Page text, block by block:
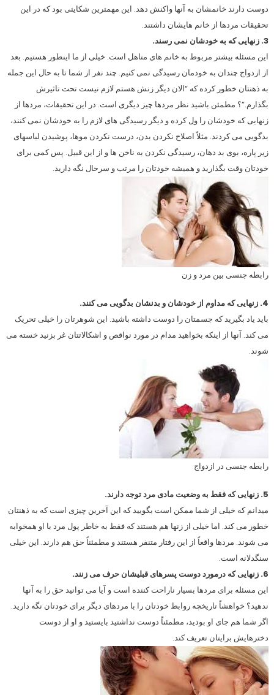
دوست دارند خانمشان به آنها واکنش دهد. این مهمترین شکایتی بود که در این
تحقیقات مردها از خانم هایشان داشتند.
3. زنهایی که به خودشان نمی رسند.
این مسئله بیشتر مربوط به خانم های متاهل است. خیلی از ما اینطور هستیم. بعد
از ازدواج چندان به خودمان رسیدگی نمی کنیم. چند نفر از شما تا به حال این جمله
به ذهنتان خطور کرده که “الان دیگر زنش هستم لازم نیست تحت تاثیرش
بگذارم.”؟ مطمئن باشید نظر مردها چیز دیگری است. در این تحقیقات، مردها از
زنهایی که خودشان را ول کرده و دیگر رسیدگی های لازم را به خودشان نمی کنند،
بدگویی می کردند. مثلاً اصلاح نکردن بدن، درست نکردن موها، پوشیدن لباسهای
زیر پاره، بوی بد دهان، رسیدگی نکردن به ناخن ها و از این قبیل. پس کمی برای
خودتان وقت بگذارید و همیشه خودتان را مرتب و سرحال نگه دارید.
رابطه جنسی بین مرد و زن
4. زنهایی که مداوم از خودشان و بدنشان بدگویی می کنند.
باید یاد بگیرید که جسمتان را دوست داشته باشید. این شوهرتان را خیلی تحریک
می کند. آنها از اینکه بخواهید مدام در مورد نواقص و اشکالاتتان غر بزنید خسته می
شوند.
رابطه جنسی در ازدواج
5. زنهایی که فقط به وضعیت مادی مرد توجه دارند.
میدانم که خیلی از شما ممکن است بگویید که این آخرین چیزی است که به ذهنتان
خطور می کند. اما خیلی از زنها هم هستند که فقط به خاطر پول مرد با او همخوابه
می شوند. مردها واقعاً از این رفتار متنفر هستند و مطمئناً حق هم دارند. این خیلی
سنگدلانه است.
6. زنهایی که درمورد دوست پسرهای قبلیشان حرف می زنند.
این مسئله برای مردها بسیار ناراحت کننده است و آیا می توانید حق را به آنها
ندهید؟ خواهشاً تاریخچه روابط خودتان را با مردهای دیگر برای خودتان نگه دارید.
اگر شما هم جای او بودید، مطمئناً دوست نداشتید بایستید و او از دوست
دخترهایش برایتان تعریف کند.